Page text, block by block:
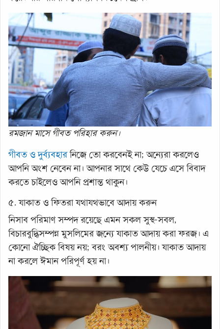
রমজান মাসে গীবত পরিহার করুন।
গীবত ও দুর্ব্যবহারনিজে তো করবেনই না; অন্যেরা করলেও
আপনি অংশ নেবেন না। আপনার সাথে কেউ যেচে এসে বিবাদ
করতে চাইলেও আপনি প্রশান্ত থাকুন।
৫. যাকাত ও ফিতরা যথাযথভাবে আদায় করুন
নিসাব পরিমাণ সম্পদ রয়েছে এমন সকল সুস্থ-সবল,
বিচারবুদ্ধিসম্পন্ন মুসলিমের জন্যে যাকাত আদায় করা ফরজ। এ
কোনো ঐচ্ছিক বিষয় নয়; বরং অবশ্য পালনীয়। যাকাত আদায়
না করলে ঈমান পরিপূর্ণ হয় না।